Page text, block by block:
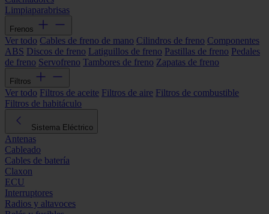
Limpiaparabrisas
Frenos
Ver todo Cables de freno de mano Cilindros de freno Componentes
ABS Discos de freno Latiguillos de freno Pastillas de freno Pedales
de freno Servofreno Tambores de freno Zapatas de freno
Filtros
Ver todo Filtros de aceite Filtros de aire Filtros de combustible
Filtros de habitáculo
Sistema Eléctrico
Antenas
Cableado
Cables de batería
Claxon
ECU
Interruptores
Radios y altavoces